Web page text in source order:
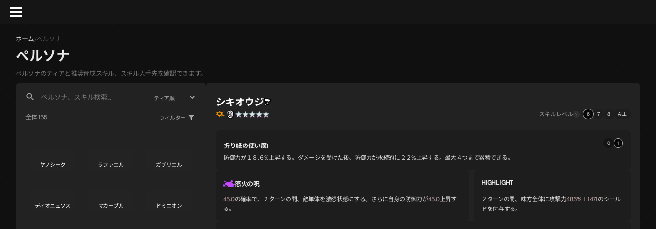
ホーム/ペルソナ
ペルソナ
ペルソナのティアと推奨育成スキル、スキル入手先を確認できます。
全体 155 フィルター
ヤノシーク ラファエル ガブリエル
ディオニュソス マカーブル ドミニオン
シキオウジ
スキルレベル 6 7 8 ALL
折り紙の使い魔Ⅰ 0 1
防御力が１８.６%上昇する。ダメージを受けた後、防御力が永続的に２２%上昇する。最大４つまで累積できる。
怒火の呪
45.0の確率で、２ターンの間、敵単体を激怒状態にする。さらに自身の防御力が45.0上昇す
る。
HIGHLIGHT
２ターンの間、味方全体に攻撃力48.6%＋1471のシール
ドを付与する。